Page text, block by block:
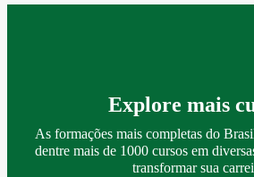
Explore mais
As formações mais completas do
dentre mais de 1000 cursos em
transformar sua